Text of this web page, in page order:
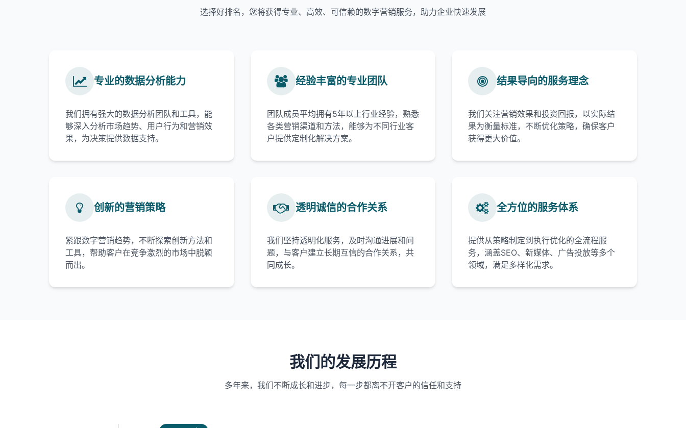
选择好排名，您将获得专业、高效、可信赖的数字营销服务，助力企业快速发展
专业的数据分析能力
我们拥有强大的数据分析团队和工具，能
够深入分析市场趋势、用户行为和营销效
果，为决策提供数据支持。
经验丰富的专业团队
团队成员平均拥有5年以上行业经验，熟悉
各类营销渠道和方法，能够为不同行业客
户提供定制化解决方案。
结果导向的服务理念
我们关注营销效果和投资回报，以实际结
果为衡量标准，不断优化策略，确保客户
获得更大价值。
创新的营销策略
紧跟数字营销趋势，不断探索创新方法和
工具，帮助客户在竞争激烈的市场中脱颖
而出。
透明诚信的合作关系
我们坚持透明化服务，及时沟通进展和问
题，与客户建立长期互信的合作关系，共
同成长。
全方位的服务体系
提供从策略制定到执行优化的全流程服
务，涵盖SEO、新媒体、广告投放等多个
领域，满足多样化需求。
我们的发展历程
多年来，我们不断成长和进步，每一步都离不开客户的信任和支持